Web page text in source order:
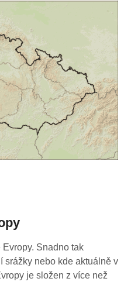
Snadno tak
srážky nebo kde aktuálně v
je složen z více než